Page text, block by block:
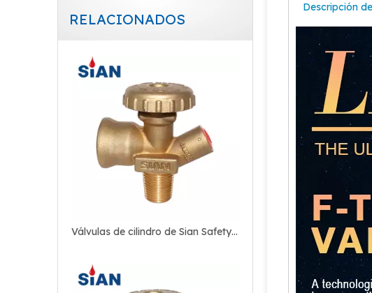
RELACIONADOS
Válvulas de cilindro de Sian Safety 18T LPG V7 para Europa
Descripción